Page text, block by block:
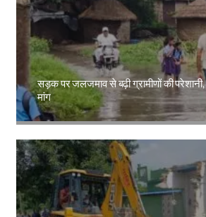
सड़क पर जलजमाव से बढ़ी ग्रामीणों की
मांग
Amit Lekh